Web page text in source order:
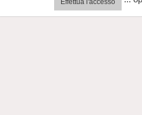
Effettua l'accesso